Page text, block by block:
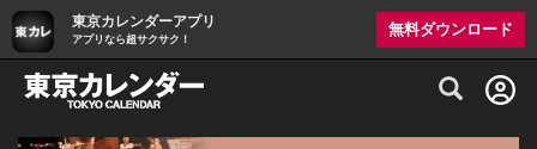
東京カレンダーアプリ
アプリなら超サクサク！
無料ダウンロード
グルメ情報・プレミアムレストラン予約